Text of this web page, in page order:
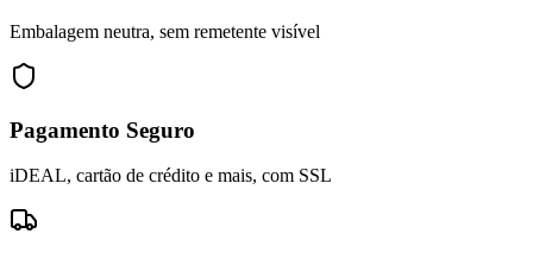
Embalagem neutra, sem remetente visível
Pagamento Seguro
iDEAL, cartão de crédito e mais, com SSL